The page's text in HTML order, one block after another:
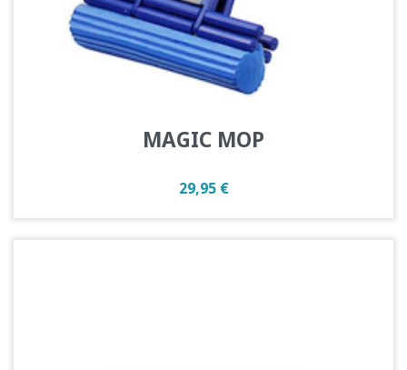
MAGIC MOP
Prix
29,95 €